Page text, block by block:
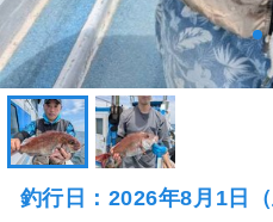
釣行日：2026年8月1日